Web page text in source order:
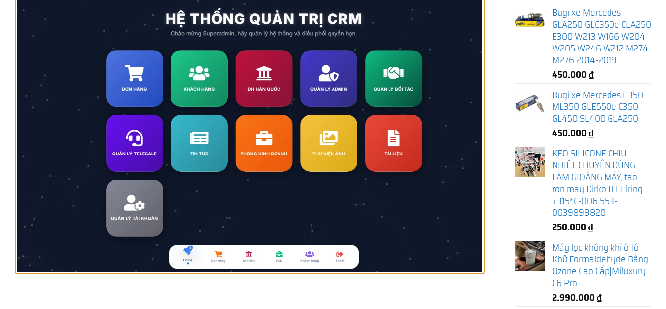
Bugi xe Mercedes
GLA250 GLC350e CLA250
E300 W213 W166 W204
W205 W246 W212 M274
M276 2014-2019
450.000₫
Bugi xe Mercedes E350
ML350 GLE550e C350
GL450 SL400 GLA250
450.000₫
KEO SILICONE CHỊU
NHIỆT CHUYÊN DÙNG
LÀM GIOĂNG MÁY, tạo
ron máy Dirko HT Elring
+315*C-006.553-
0039899820
250.000₫
Máy lọc không khí ô tô
Khử Formaldehyde Bằng
Ozone Cao Cấp|Miluxury
C6 Pro
2.990.000₫